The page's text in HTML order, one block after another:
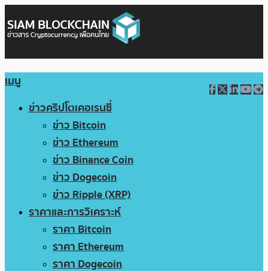
เมนู
ข่าวคริปโตเคอเรนซี่
ข่าว Bitcoin
ข่าว Ethereum
ข่าว Binance Coin
ข่าว Dogecoin
ข่าว Ripple (XRP)
ราคาและการวิเคราะห์
ราคา Bitcoin
ราคา Ethereum
ราคา Dogecoin